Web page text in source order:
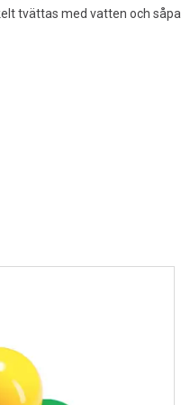
tvättas med vatten och såpa.